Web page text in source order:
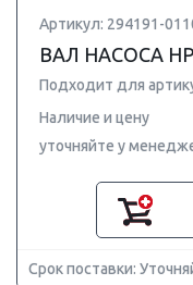
Артикул: 294191-
ВАЛ НАСОСА
Подходит для
Наличие и цену
уточняйте у
Срок поставки: